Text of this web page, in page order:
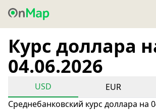
Курс доллара
04.06.2026
USD EUR
Среднебанковский курс доллара на